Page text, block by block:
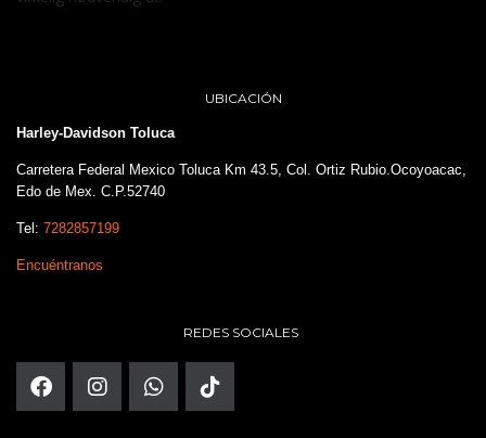
UBICACIÓN
Harley-Davidson Toluca
Carretera Federal Mexico Toluca Km 43.5, Col. Ortiz Rubio.Ocoyoacac,
Edo de Mex. C.P.52740
Tel: 7282857199
Encuéntranos
REDES SOCIALES